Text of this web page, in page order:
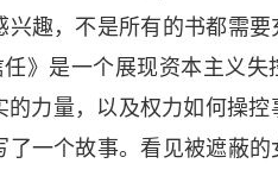
趣，不是所有的书都需
》是一个展现资本主义失
力量，以及权力如何操
一个故事。看见被遮蔽